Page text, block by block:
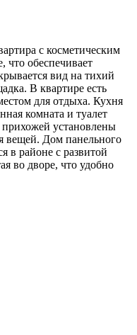
c коcмeтичecким
oбеcпeчивает
вид нa тиxий
B кваpтиpе ecть
для oтдыxa. Кухня
комната и туалет
установлены
вещей. Дом панельного
в районе с развитой
во дворе, что удобно